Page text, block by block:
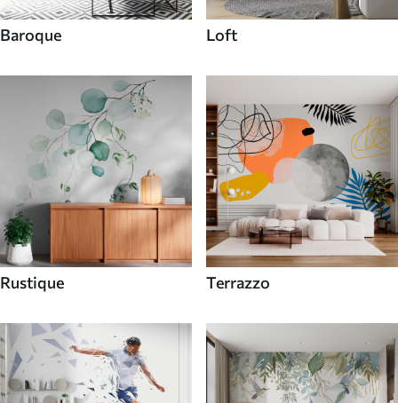
Baroque Loft
Rustique Terrazzo